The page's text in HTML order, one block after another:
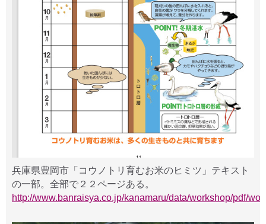
兵庫県豊岡市「コウノトリ育むお米のヒミツ」テキスト
の一部。全部で２２ページある。
http://www.banraisya.co.jp/kanamaru/data/workshop/pdf/